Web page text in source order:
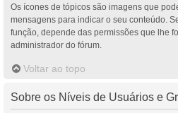
Os ícones de tópicos são imagens que
mensagens para indicar o seu conteúdo.
função, depende das permissões que lhe
administrador do fórum.
Voltar ao topo
Sobre os Níveis de Usuários e